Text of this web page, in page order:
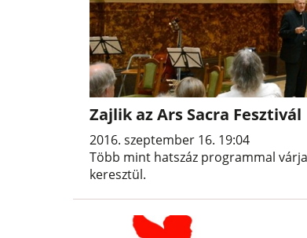
Zajlik az Ars Sacra Fesztivál
2016. szeptember 16. 19:04
Több mint hatszáz programmal
keresztül.